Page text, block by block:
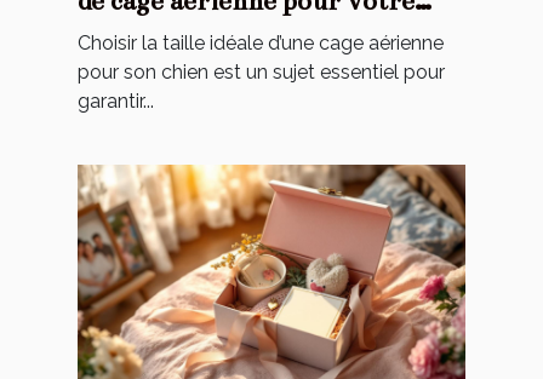
chien ?
Choisir la taille idéale d’une cage aérienne
pour son chien est un sujet essentiel pour
garantir...